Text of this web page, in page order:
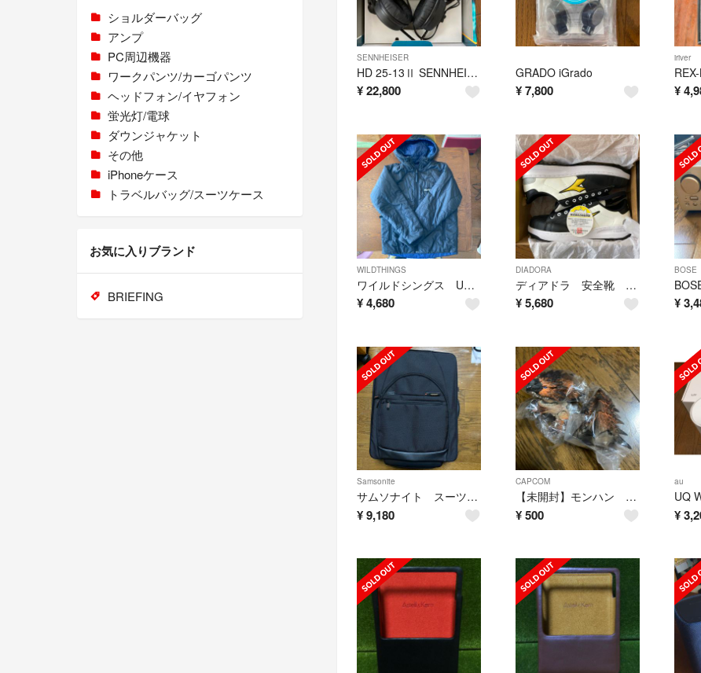
SENNHEISER
HD 25-13Ⅱ SENNHEISER ゼンハイザー
¥22,800
GRADO iGrado
¥7,800
iriver
¥
WILDTHINGS
ワイルドシングス USA製リバーシブル プリマロフト フーデッドジャケット
¥4,680
DIADORA
ディアドラ 安全靴 KW-251
¥5,680
BOSE
¥
Samsonite
サムソナイト スーツケース
¥9,180
CAPCOM
【未開封】モンハン リオレウス ヘッドフィギュア
¥500
au
¥
ショルダーバッグ
アンプ
PC周辺機器
ワークパンツ/カーゴパンツ
ヘッドフォン/イヤフォン
蛍光灯/電球
ダウンジャケット
その他
iPhoneケース
トラベルバッグ/スーツケース
お気に入りブランド
BRIEFING